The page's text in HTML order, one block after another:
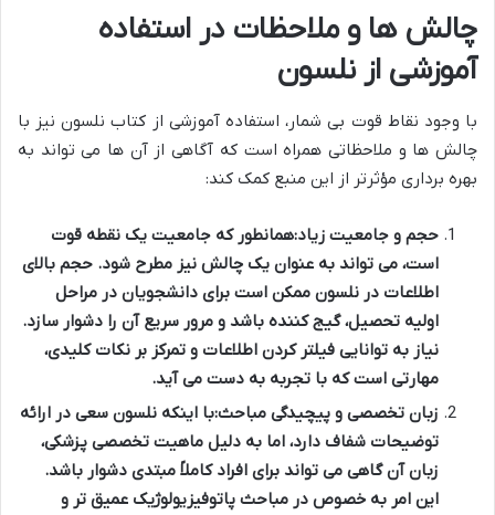
چالش ها و ملاحظات در استفاده
آموزشی از نلسون
با وجود نقاط قوت بی شمار، استفاده آموزشی از کتاب نلسون نیز با
چالش ها و ملاحظاتی همراه است که آگاهی از آن ها می تواند به
بهره برداری مؤثرتر از این منبع کمک کند:
حجم و جامعیت زیاد:همانطور که جامعیت یک نقطه قوت
است، می تواند به عنوان یک چالش نیز مطرح شود. حجم بالای
اطلاعات در نلسون ممکن است برای دانشجویان در مراحل
اولیه تحصیل، گیج کننده باشد و مرور سریع آن را دشوار سازد.
نیاز به توانایی فیلتر کردن اطلاعات و تمرکز بر نکات کلیدی،
مهارتی است که با تجربه به دست می آید.
زبان تخصصی و پیچیدگی مباحث:با اینکه نلسون سعی در ارائه
توضیحات شفاف دارد، اما به دلیل ماهیت تخصصی پزشکی،
زبان آن گاهی می تواند برای افراد کاملاً مبتدی دشوار باشد.
این امر به خصوص در مباحث پاتوفیزیولوژیک عمیق تر و